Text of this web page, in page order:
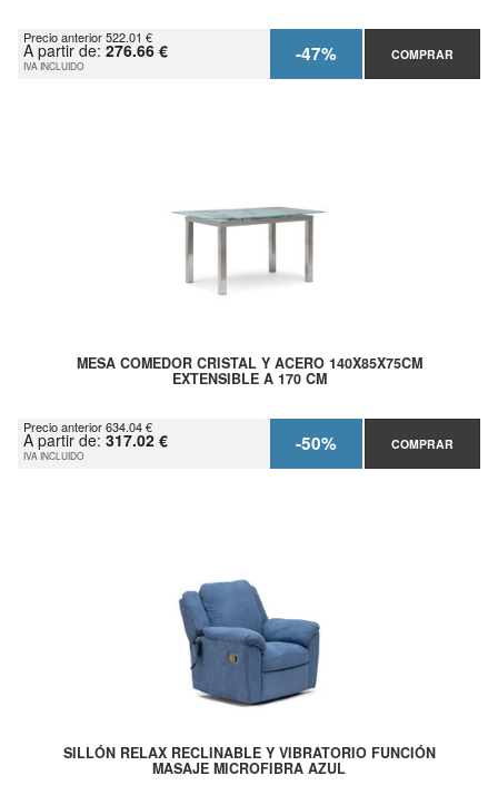
Precio anterior 522.01 €
A partir de: 276.66 €
IVA INCLUIDO -47% COMPRAR
MESA COMEDOR CRISTAL Y ACERO 140X85X75CM
EXTENSIBLE A 170 CM
Precio anterior 634.04 €
A partir de: 317.02 €
IVA INCLUIDO -50% COMPRAR
SILLÓN RELAX RECLINABLE Y VIBRATORIO FUNCIÓN
MASAJE MICROFIBRA AZUL